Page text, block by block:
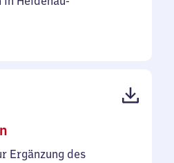
101
Ergänzung des